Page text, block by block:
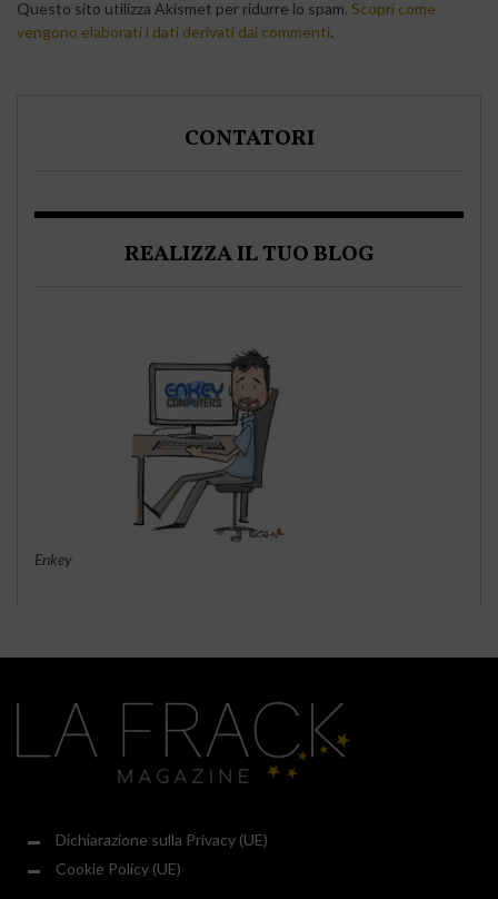
Questo sito utilizza Akismet per ridurre lo spam. Scopri come
vengono elaborati i dati derivati dai commenti.
CONTATORI
REALIZZA IL TUO BLOG
Enkey
Dichiarazione sulla Privacy (UE)
Cookie Policy (UE)